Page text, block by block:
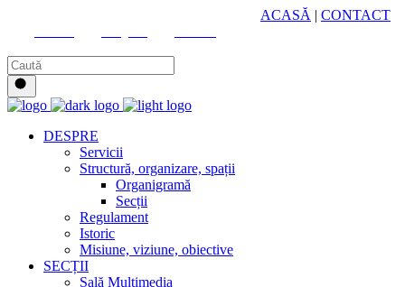
ACASĂ | CONTACT
DESPRE
Servicii
Structură, organizare, spații
Organigramă
Secții
Regulament
Istoric
Misiune, viziune, obiective
SECȚII
Sală Multimedia